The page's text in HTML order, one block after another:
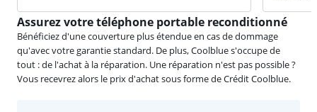
Assurez votre téléphone portable reconditionné
Bénéficiez d'une couverture plus étendue en cas de dommage
qu'avec votre garantie standard. De plus, Coolblue s'occupe de
tout : de l'achat à la réparation. Une réparation n'est pas possible ?
Vous recevrez alors le prix d'achat sous forme de Crédit Coolblue.